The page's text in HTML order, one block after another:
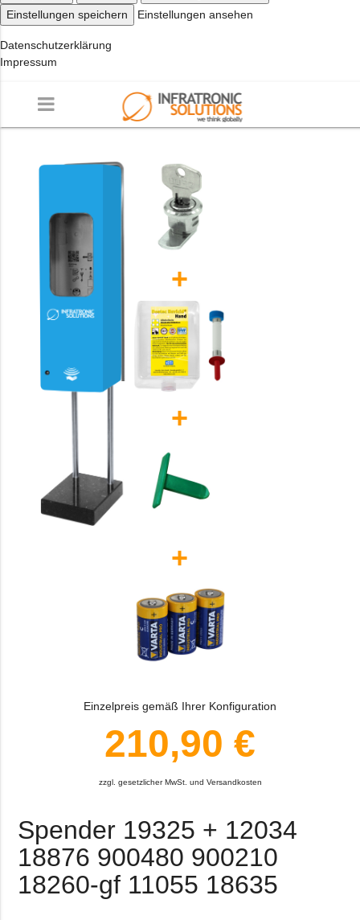
Einstellungen speichern
Einstellungen ansehen
Datenschutzerklärung
Impressum
+
+
+
Einzelpreis gemäß Ihrer Konfiguration
210,90 €
zzgl. gesetzlicher MwSt. und Versandkosten
Spender 19325 + 12034
18876 900480 900210
18260-gf 11055 18635